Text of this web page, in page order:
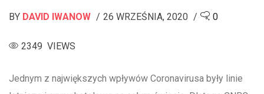
BY DAVID IWANOW 26 WRZEŚNIA, 2020 0
2349 VIEWS
Jednym z największych wpływów Coronavirusa były linie